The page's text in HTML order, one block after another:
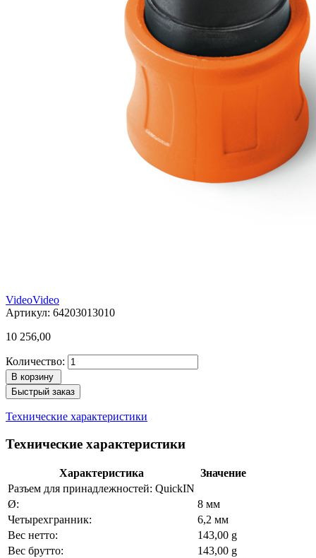
VideoVideo
Артикул: 64203013010
10 256,00
Количество:
В корзину
Быстрый заказ
Технические характеристики
Технические характеристики
Характеристика
Значение
Разъем для принадлежностей: QuickIN
Ø:
8 мм
Четырехгранник:
6,2 мм
Вес нетто:
143,00 g
Вес брутто:
143,00 g